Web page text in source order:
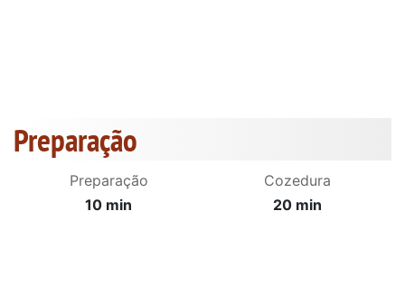
Preparação
Preparação
10 min
Cozedura
20 min